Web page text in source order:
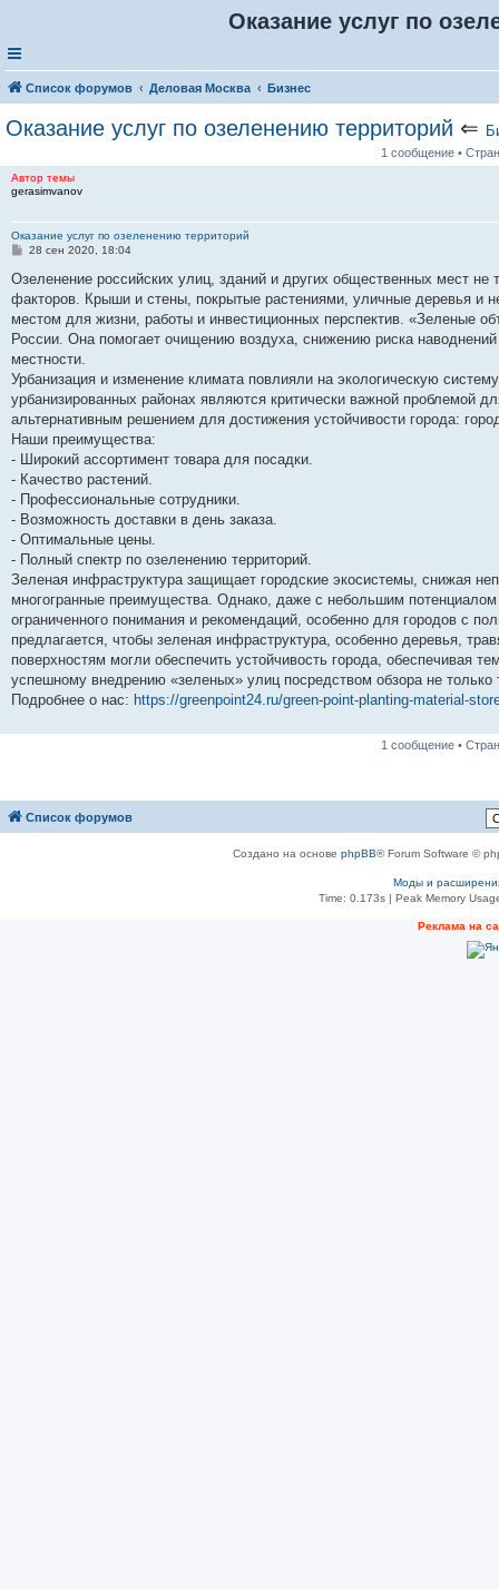
Оказание услуг по
Список форумов Деловая Москва Бизнес
Оказание услуг по озеленению территорий ⇐
1 сообщение •
Автор темы
gerasimvanov
Оказание услуг по озеленению территорий
С
о
щ
е
и
е
28 сен 2020, 18:04
Озеленение российских улиц, зданий и других общественных мест не
факторов. Крыши и стены, покрытые растениями, уличные деревья и
местом для жизни, работы и инвестиционных перспектив. «Зеленые
России. Она помогает очищению воздуха, снижению риска
местности.
Урбанизация и изменение климата повлияли на экологическую
урбанизированных районах являются критически важной проблемой
альтернативным решением для достижения устойчивости города:
Наши преимущества:
- Широкий ассортимент товара для посадки.
- Качество растений.
- Профессиональные сотрудники.
- Возможность доставки в день заказа.
- Оптимальные цены.
- Полный спектр по озеленению территорий.
Зеленая инфраструктура защищает городские экосистемы, снижая
многогранные преимущества. Однако, даже с небольшим потенциалом
ограниченного понимания и рекомендаций, особенно для городов с
предлагается, чтобы зеленая инфраструктура, особенно деревья,
поверхностям могли обеспечить устойчивость города, обеспечивая
успешному внедрению «зеленых» улиц посредством обзора не
Подробнее о нас: https://greenpoint24.ru/green-point-planting-material-
1 сообщение •
Список форумов
Создано на основе phpBB® Forum Software ©
Моды и
Time: 0.173s| Peak Memory
Реклама на